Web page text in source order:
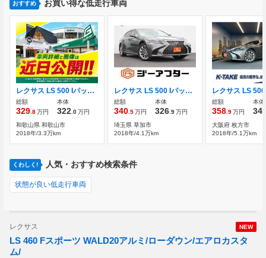
おすすめ お買い得な低走行車両
レクサス LS 500 Iパッケージ /和歌山県/ガリバー和歌山バイパス店
総額
329.8万円
本体
322.0万円
和歌山県 和歌山市
2018年/3.3万km
レクサス LS 500 Iパッケージ 4WD 禁煙車 純正12.3インチナビ フルセグTV
総額
340.5万円
本体
326.9万円
埼玉県 草加市
2018年/4.1万km
総額
358.9万円
本体
大阪府 枚方市
2018年/5.1万km
くわしく! 人気・おすすめ検索条件
状態が良い低走行車両
NEW
レクサス
LS 460 Fスポーツ WALD20アルミ/ローダウン/エアロカスタ
ム/